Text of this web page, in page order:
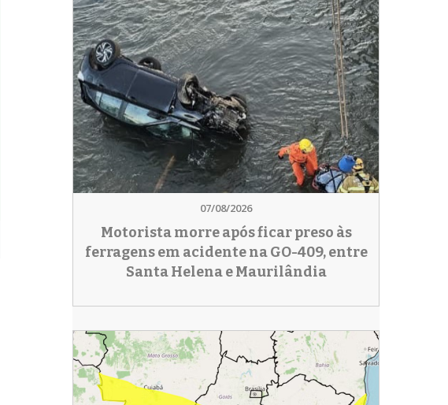
07/08/2026
Motorista morre após ficar preso às
ferragens em acidente na GO-409, entre
Santa Helena e Maurilândia